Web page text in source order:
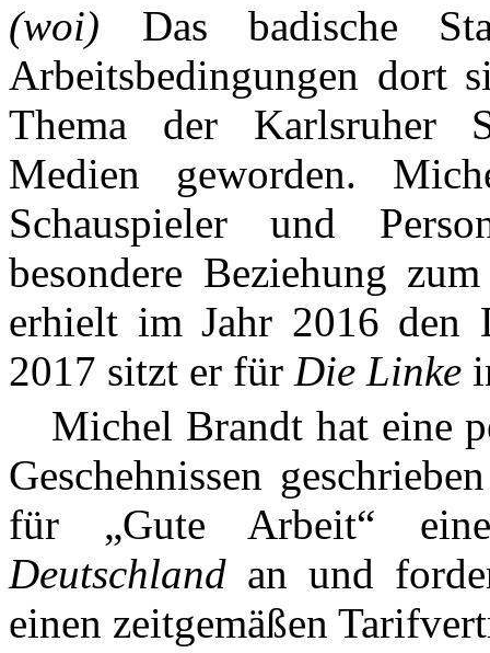
(woi) Das badische
Arbeitsbedingungen dort
Thema der Karlsruher
Medien geworden.
Schauspieler und
besondere Beziehung
erhielt im Jahr 2016 den
2017 sitzt er für Die Linke
Michel Brandt hat eine
Geschehnissen
für „Gute Arbeit“
Deutschland an und
einen zeitgemäßen